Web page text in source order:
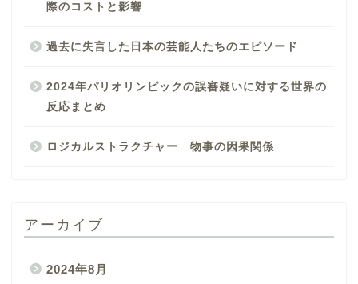
際のコストと影響
過去に失言した日本の芸能人たちのエピソード
2024年パリオリンピックの誤審疑いに対する世界の
反応まとめ
ロジカルストラクチャー 物事の因果関係
アーカイブ
2024年8月